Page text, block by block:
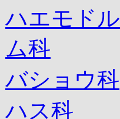
ハエモドル
ム科
バショウ科
ハス科